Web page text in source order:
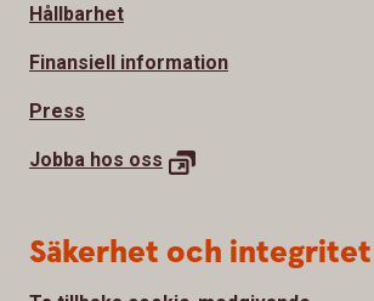
Hållbarhet
Finansiell information
Press
Jobba hos oss
Säkerhet och integritet